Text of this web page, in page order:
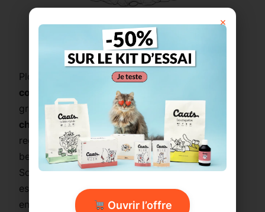
Imprimer ce coloriage
Plongez dans un universenchanteur
coloriage kawaii
représentant une
gracieuse et mystérieuse. Avec ses longues
cheveux ondulés
, ses oreilles pointues et son
regard captivant, cette
jeune elfeincarne la
beauté et la magie des royaumes fantastiques.
Son livre ancien entre ses mains suggère qu’elle
est une gardienne de secrets ou une magicienne
en quête de savoir.
×
Ouvrir l’offre